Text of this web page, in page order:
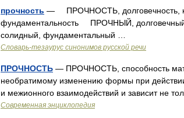
прочность — ПРОЧНОСТЬ, долговечность,
фундаментальность ПРОЧНЫЙ, долговечный,
солидный, фундаментальный …
Словарь-тезаурус синонимов русской речи
ПРОЧНОСТЬ — ПРОЧНОСТЬ, способность
необратимому изменению формы при
и межионного взаимодействий и зависит не
Современная энциклопедия